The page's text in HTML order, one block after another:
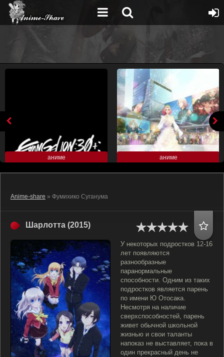
аниме аниме
Anime-share » Фумихико Суганума
Шарлотта (2015)
У некоторых подростков 12-16
лет появляются
разнообразные
паранормальные
способности. Одним из таких
подростков является парень
по имени Ю Отосака.
Несмотря на наличие
сверхспособностей, парень
живет обычной школьной
жизнью и свои таланты
напоказ не выставляет, пока в
один прекрасный день не